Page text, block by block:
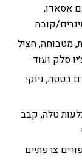
עם אסאדו,
קובה
פטריות, מטבוחה, חציל
סלק ועוד
בטטה, ניוקי
צלעות טלה, קבב
צרפתיים